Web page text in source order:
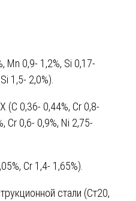
Mn 0,9- 1,2%, Si 0,17-
1,5- 2,0%).
(C 0,36- 0,44%, Cr 0,8-
Cr 0,6- 0,9%, Ni 2,75-
Cr 1,4- 1,65%).
стали (Ст20,